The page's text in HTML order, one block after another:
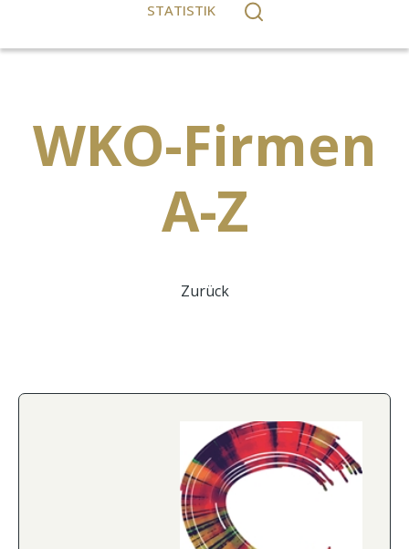
STATISTIK
WKO-Firmen
A-Z
Zurück